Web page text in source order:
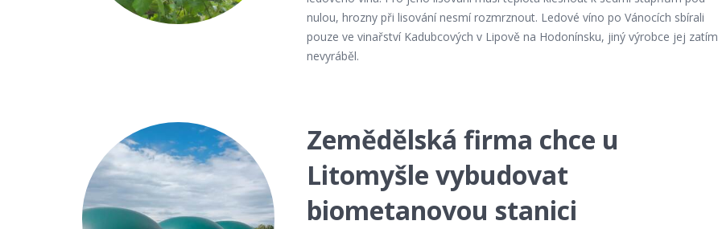
nulou, hrozny při lisování nesmí rozmrznout. Ledové víno po Vánocích sbírali
pouze ve vinařství Kadubcových v Lipově na Hodonínsku, jiný výrobce jej zatím
nevyráběl.
Zemědělská firma chce u
Litomyšle vybudovat
biometanovou stanici